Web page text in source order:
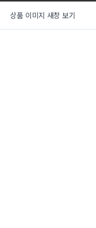
상품 이미지 새창 보기